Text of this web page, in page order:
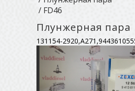
/ FD46
Плунжерная пара
131154-